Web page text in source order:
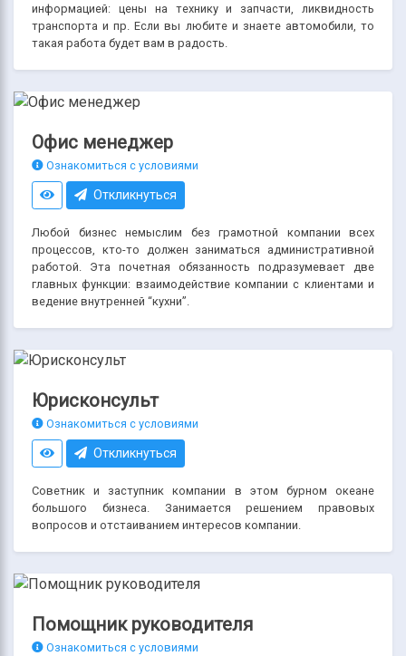
информацией: цены на технику и запчасти, ликвидность
транспорта и пр. Если вы любите и знаете автомобили, то
такая работа будет вам в радость.
Офис менеджер
Ознакомиться с условиями
Откликнуться
Любой бизнес немыслим без грамотной компании всех
процессов, кто-то должен заниматься административной
работой. Эта почетная обязанность подразумевает две
главных функции: взаимодействие компании с клиентами и
ведение внутренней “кухни”.
Юрисконсульт
Ознакомиться с условиями
Откликнуться
Советник и заступник компании в этом бурном океане
большого бизнеса. Занимается решением правовых
вопросов и отстаиванием интересов компании.
Помощник руководителя
Ознакомиться с условиями